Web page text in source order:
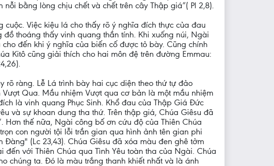
bằng lòng chịu chết và chết trên cây Thập giá”( Pl 2,8).
Việc kiệu lá cho thấy rõ ý nghĩa đích thực của đau
thoáng thấy vinh quang thần tính. Khi xuống núi, Ngài
đến khi ý nghĩa của biến cố được tỏ bày. Cũng chính
Kitô cũng giải thích cho hai môn đệ trên đường Emmau:
ràng. Lễ Lá trình bày hai cục diện theo thứ tự đảo
Qua. Mầu nhiệm Vượt qua cơ bản là một mầu nhiệm
là vinh quang Phục Sinh. Khổ đau của Thập Giá Đức
và sự khoan dung tha thứ. Trên thập giá, Chúa Giêsu đã
Hơn thế nữa, Ngài công bố ơn cứu độ của Thiên Chúa
con người tội lỗi trần gian qua hình ảnh tên gian phi
(Lc 23,43). Chúa Giêsu đã xóa màu đen ghê tởm
với Thiên Chúa qua Tình Yêu toàn tha của Ngài. Chúa
chúng ta. Đó là màu trắng thanh khiết nhất và là ánh